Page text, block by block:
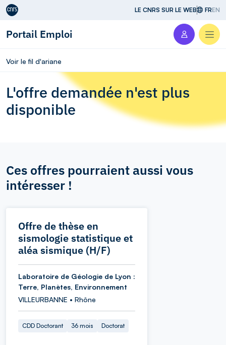
Aller au contenu LE CNRS SUR LE WEB FREN
Portail Emploi
Voir le fil d'ariane
L'offre demandée n'est plus
disponible
Ces offres pourraient aussi vous
intéresser !
Offre de thèse en
sismologie statistique et
aléa sismique (H/F)
Laboratoire de Géologie de Lyon :
Terre, Planètes, Environnement
VILLEURBANNE • Rhône
CDD Doctorant 36 mois Doctorat